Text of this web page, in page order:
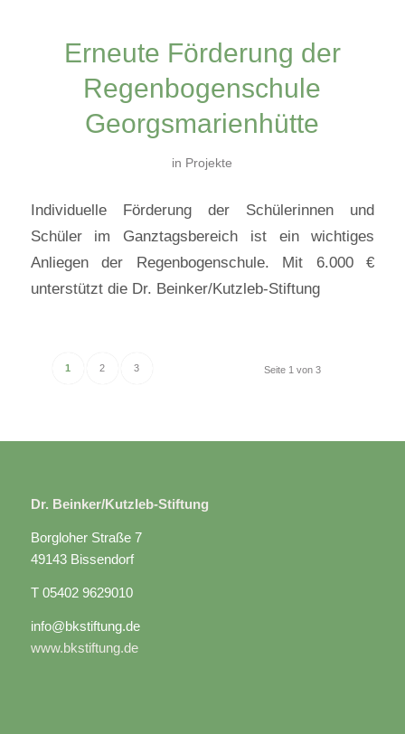
Erneute Förderung der
Regenbogenschule
Georgsmarienhütte
in Projekte
Individuelle Förderung der Schülerinnen und
Schüler im Ganztagsbereich ist ein wichtiges
Anliegen der Regenbogenschule. Mit 6.000 €
unterstützt die Dr. Beinker/Kutzleb-Stiftung
Seite 1 von 3
1 2 3
Dr. Beinker/Kutzleb-Stiftung
Borgloher Straße 7
49143 Bissendorf
T 05402 9629010
info@bkstiftung.de
www.bkstiftung.de